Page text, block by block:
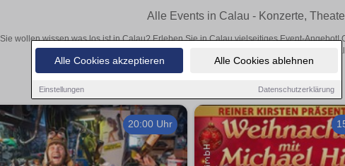
Alle Cookies akzeptieren Alle Cookies ablehnen
Einstellungen Datenschutzerklärung
Alle Events in Calau - Konzerte,
Sie wollen wissen was los ist in Calau? Erleben Sie in Calau vielseitiges Event-
aufregende Veranstaltungen in Calau – hier finden
20:00 Uhr